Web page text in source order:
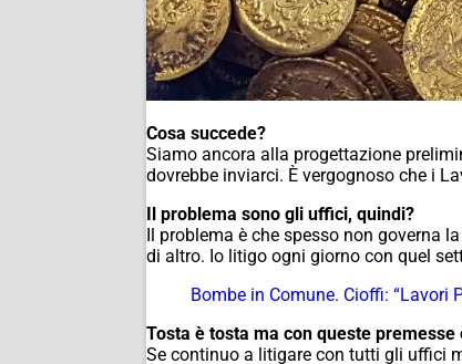
Cosa succede?
Siamo ancora alla progettazione
dovrebbe inviarci. È vergognoso che i
Il problema sono gli uffici, quindi?
Il problema è che spesso non governa
di altro. Io litigo ogni giorno con quel
Bombe in Comune. Cioffi: “Lavori
Tosta è tosta ma con queste
Se continuo a litigare con tutti gli uffici